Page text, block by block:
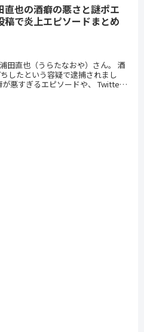
直也の酒癖の悪さと謎ポエ
稿で炎上エピソードまとめ
直也（うらたなおや）さん。 酒
したという容疑で逮捕されまし